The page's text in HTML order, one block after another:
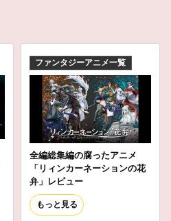
ファンタジーアニメ一覧
全編総集編の腐ったアニメ
「リィンカーネーションの花
弁」レビュー
もっと見る